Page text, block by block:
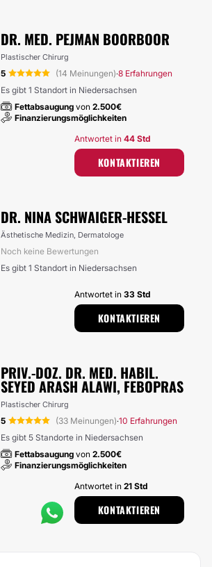
DR. MED. PEJMAN BOORBOOR
Plastischer Chirurg
5 (14 Meinungen)·8 Erfahrungen
Es gibt 1 Standort in Niedersachsen
Fettabsaugung von 2.500€
Finanzierungsmöglichkeiten
Antwortet in 44 Std
KONTAKTIEREN
DR. NINA SCHWAIGER-HESSEL
Ästhetische Medizin, Dermatologe
Noch keine Bewertungen
Es gibt 1 Standort in Niedersachsen
Antwortet in 33 Std
KONTAKTIEREN
PRIV.-DOZ. DR. MED. HABIL.
SEYED ARASH ALAWI, FEBOPRAS
Plastischer Chirurg
5 (33 Meinungen)·10 Erfahrungen
Es gibt 5 Standorte in Niedersachsen
Fettabsaugung von 2.500€
Finanzierungsmöglichkeiten
Antwortet in 21 Std
KONTAKTIEREN